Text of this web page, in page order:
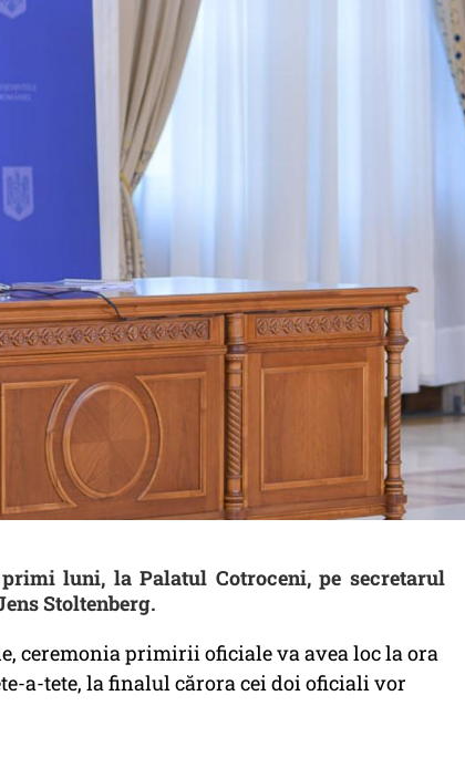
luni, la Palatul Cotroceni, pe secretarul
Stoltenberg.
ceremonia primirii oficiale va avea loc la ora
a-tete, la finalul cărora cei doi oficiali vor